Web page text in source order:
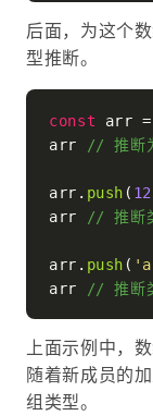
后面，为这个
型推断。
const arr
arr
// 推断
arr. push (
arr
// 推断
arr. push (
arr
// 推断
上面示例中，
随着新成员的
组类型。